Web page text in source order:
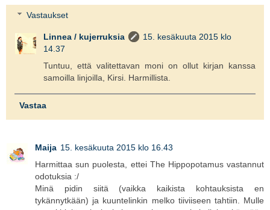
Vastaukset
Linnea / kujerruksia
15. kesäkuuta 2015 klo
14.37
Tuntuu, että valitettavan moni on ollut kirjan kanssa
samoilla linjoilla, Kirsi. Harmillista.
Vastaa
Maija 15. kesäkuuta 2015 klo 16.43
Harmittaa sun puolesta, ettei The Hippopotamus vastannut
odotuksia :/
Minä pidin siitä (vaikka kaikista kohtauksista en
tykännytkään) ja kuuntelinkin melko tiiviiseen tahtiin. Mulle